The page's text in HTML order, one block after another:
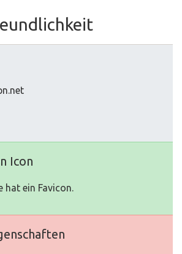
Icon
hat ein Favicon.